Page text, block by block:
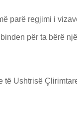
parë regjimi i
për ta bërë
të Ushtrisë